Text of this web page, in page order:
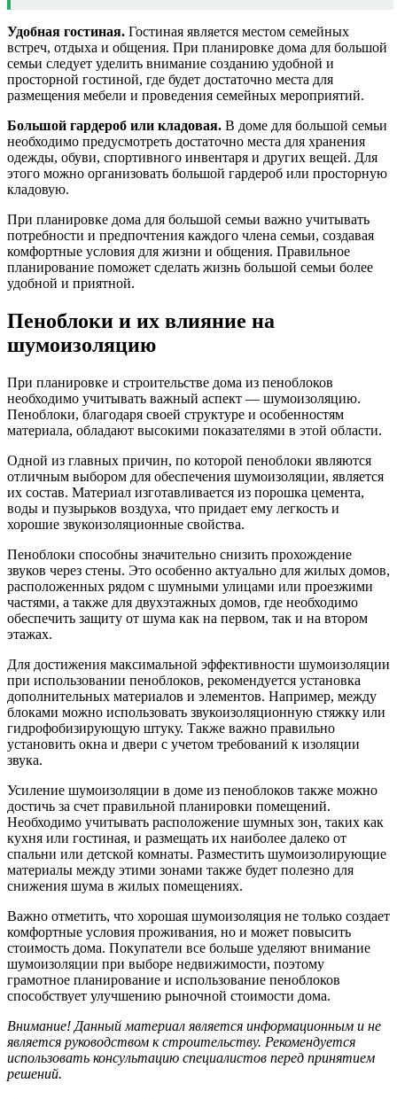
Удобная гостиная. Гостиная является местом семейных
встреч, отдыха и общения. При планировке дома для большой
семьи следует уделить внимание созданию удобной и
просторной гостиной, где будет достаточно места для
размещения мебели и проведения семейных мероприятий.
Большой гардероб или кладовая. В доме для большой семьи
необходимо предусмотреть достаточно места для хранения
одежды, обуви, спортивного инвентаря и других вещей. Для
этого можно организовать большой гардероб или просторную
кладовую.
При планировке дома для большой семьи важно учитывать
потребности и предпочтения каждого члена семьи, создавая
комфортные условия для жизни и общения. Правильное
планирование поможет сделать жизнь большой семьи более
удобной и приятной.
Пеноблоки и их влияние на
шумоизоляцию
При планировке и строительстве дома из пеноблоков
необходимо учитывать важный аспект — шумоизоляцию.
Пеноблоки, благодаря своей структуре и особенностям
материала, обладают высокими показателями в этой области.
Одной из главных причин, по которой пеноблоки являются
отличным выбором для обеспечения шумоизоляции, является
их состав. Материал изготавливается из порошка цемента,
воды и пузырьков воздуха, что придает ему легкость и
хорошие звукоизоляционные свойства.
Пеноблоки способны значительно снизить прохождение
звуков через стены. Это особенно актуально для жилых домов,
расположенных рядом с шумными улицами или проезжими
частями, а также для двухэтажных домов, где необходимо
обеспечить защиту от шума как на первом, так и на втором
этажах.
Для достижения максимальной эффективности шумоизоляции
при использовании пеноблоков, рекомендуется установка
дополнительных материалов и элементов. Например, между
блоками можно использовать звукоизоляционную стяжку или
гидрофобизирующую штуку. Также важно правильно
установить окна и двери с учетом требований к изоляции
звука.
Усиление шумоизоляции в доме из пеноблоков также можно
достичь за счет правильной планировки помещений.
Необходимо учитывать расположение шумных зон, таких как
кухня или гостиная, и размещать их наиболее далеко от
спальни или детской комнаты. Разместить шумоизолирующие
материалы между этими зонами также будет полезно для
снижения шума в жилых помещениях.
Важно отметить, что хорошая шумоизоляция не только создает
комфортные условия проживания, но и может повысить
стоимость дома. Покупатели все больше уделяют внимание
шумоизоляции при выборе недвижимости, поэтому
грамотное планирование и использование пеноблоков
способствует улучшению рыночной стоимости дома.
Внимание! Данный материал является информационным и не
является руководством к строительству. Рекомендуется
использовать консультацию специалистов перед принятием
решений.